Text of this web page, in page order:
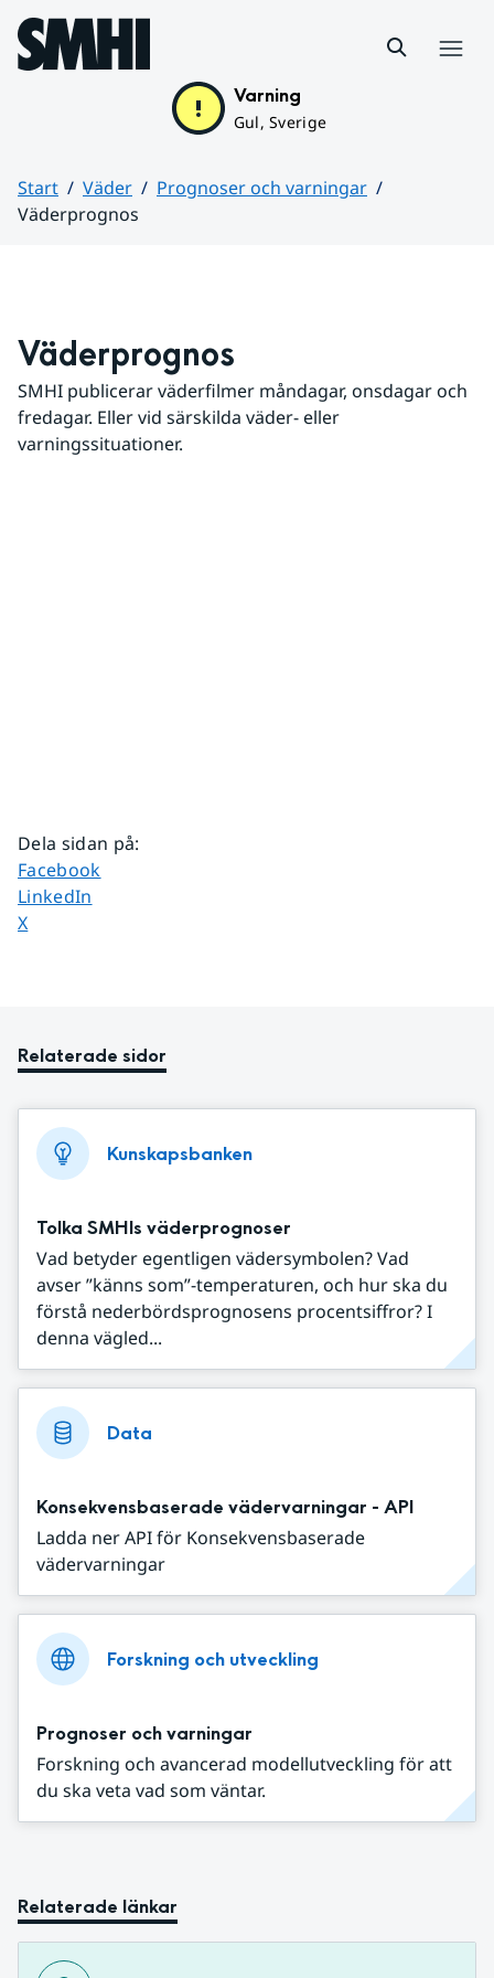
Hoppa till sidans innehåll
Varning
Gul, Sverige
Start Väder
Prognoser och varningar
Väderprognos
Väderprognos
SMHI publicerar väderfilmer måndagar, onsdagar och
fredagar. Eller vid särskilda väder- eller
varningssituationer.
Dela sidan på:
Dela sidan på
Facebook
Dela sidan på
LinkedIn
Dela sidan på
X
Relaterade sidor
Kunskapsbanken
Tolka SMHIs väderprognoser
Vad betyder egentligen vädersymbolen? Vad
avser ”känns som”-temperaturen, och hur ska du
förstå nederbördsprognosens procentsiffror? I
denna vägled...
Data
Konsekvensbaserade vädervarningar - API
Ladda ner API för Konsekvensbaserade
vädervarningar
Forskning och utveckling
Prognoser och varningar
Forskning och avancerad modellutveckling för att
du ska veta vad som väntar.
Relaterade länkar